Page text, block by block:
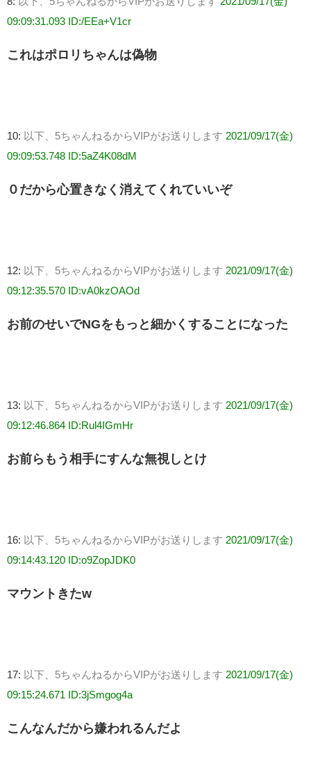
09:09:31.093 ID:/EEa+V1cr
これはポロリちゃんは偽物
10: 以下、5ちゃんねるからVIPがお送りします 2021/09/17(金)
09:09:53.748 ID:5aZ4K08dM
０だから心置きなく消えてくれていいぞ
12: 以下、5ちゃんねるからVIPがお送りします 2021/09/17(金)
09:12:35.570 ID:vA0kzOAOd
お前のせいでNGをもっと細かくすることになった
13: 以下、5ちゃんねるからVIPがお送りします 2021/09/17(金)
09:12:46.864 ID:Rul4IGmHr
お前らもう相手にすんな無視しとけ
16: 以下、5ちゃんねるからVIPがお送りします 2021/09/17(金)
09:14:43.120 ID:o9ZopJDK0
マウントきたw
17: 以下、5ちゃんねるからVIPがお送りします 2021/09/17(金)
09:15:24.671 ID:3jSmgog4a
こんなんだから嫌われるんだよ